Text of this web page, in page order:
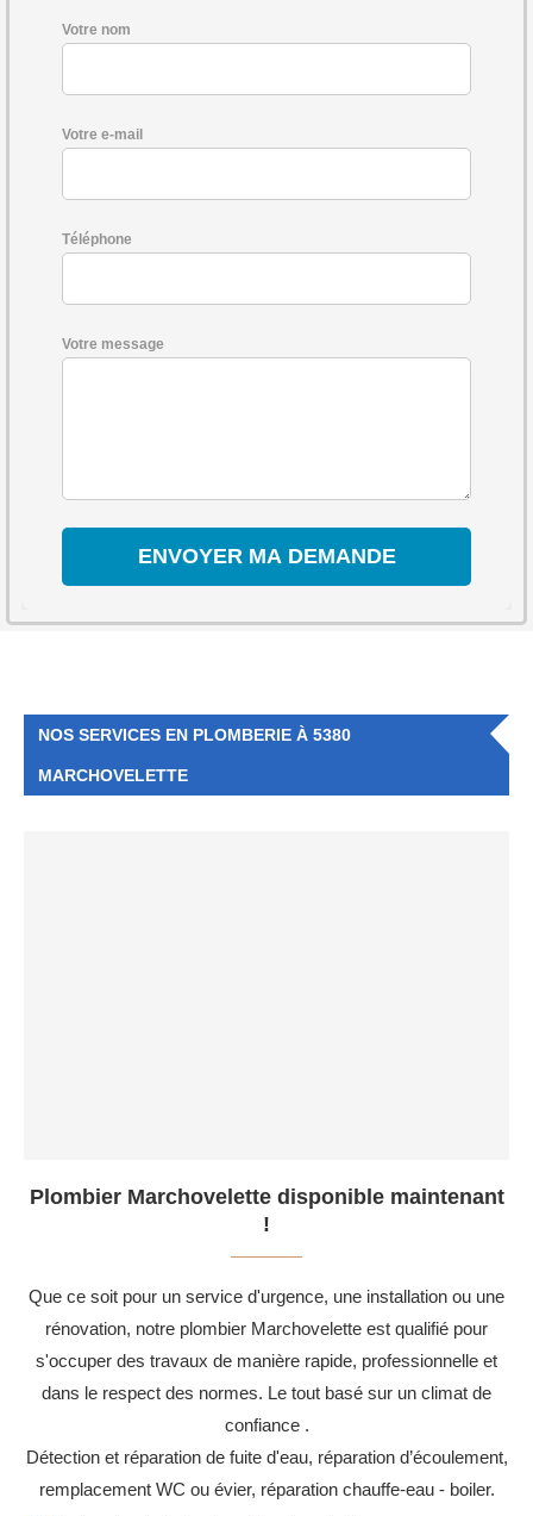
Votre nom
Votre e-mail
Téléphone
Votre message
NOS SERVICES EN PLOMBERIE À 5380
MARCHOVELETTE
Plombier Marchovelette disponible maintenant
!
Que ce soit pour un service d'urgence, une installation ou une
rénovation, notre plombier Marchovelette est qualifié pour
s'occuper des travaux de manière rapide, professionnelle et
dans le respect des normes. Le tout basé sur un climat de
confiance .
Détection et réparation de fuite d'eau, réparation d’écoulement,
remplacement WC ou évier, réparation chauffe-eau - boiler.